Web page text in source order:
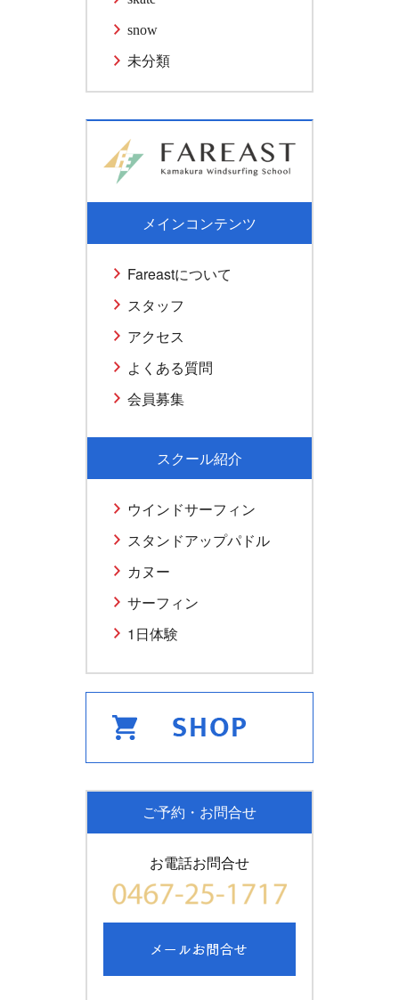
snow
未分類
メインコンテンツ
Fareastについて
スタッフ
アクセス
よくある質問
会員募集
スクール紹介
ウインドサーフィン
スタンドアップパドル
カヌー
サーフィン
1日体験
ご予約・お問合せ
お電話お問合せ